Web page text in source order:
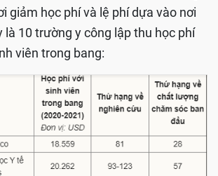
giảm học phí và lệ phí dựa vào nơi
là 10 trường y công lập thu học phí
viên trong bang: